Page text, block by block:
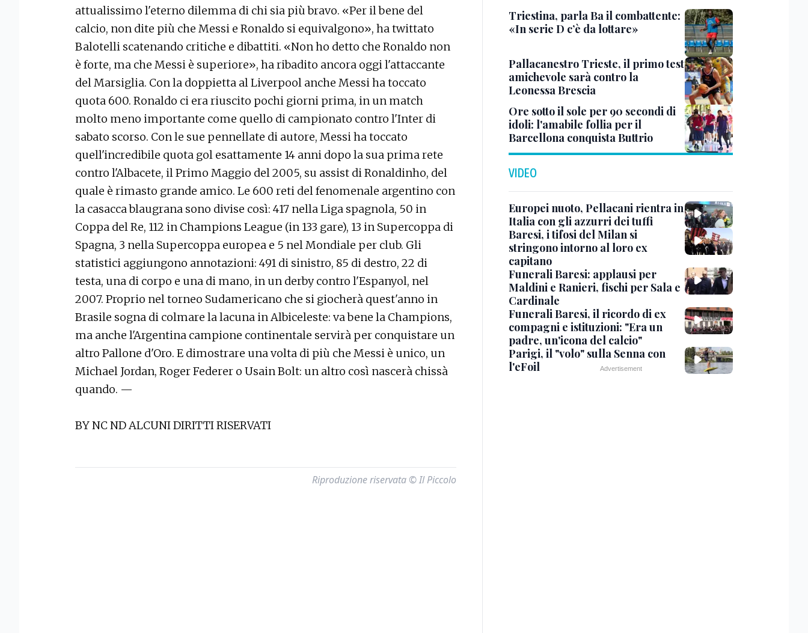
attualissimo l'eterno dilemma di chi sia più bravo. «Per il bene del
calcio, non dite più che Messi e Ronaldo si equivalgono», ha twittato
Balotelli scatenando critiche e dibattiti. «Non ho detto che Ronaldo non
è forte, ma che Messi è superiore», ha ribadito ancora oggi l'attaccante
del Marsiglia. Con la doppietta al Liverpool anche Messi ha toccato
quota 600. Ronaldo ci era riuscito pochi giorni prima, in un match
molto meno importante come quello di campionato contro l'Inter di
sabato scorso. Con le sue pennellate di autore, Messi ha toccato
quell'incredibile quota gol esattamente 14 anni dopo la sua prima rete
contro l'Albacete, il Primo Maggio del 2005, su assist di Ronaldinho, del
quale è rimasto grande amico. Le 600 reti del fenomenale argentino con
la casacca blaugrana sono divise così: 417 nella Liga spagnola, 50 in
Coppa del Re, 112 in Champions League (in 133 gare), 13 in Supercoppa di
Spagna, 3 nella Supercoppa europea e 5 nel Mondiale per club. Gli
statistici aggiungono annotazioni: 491 di sinistro, 85 di destro, 22 di
testa, una di corpo e una di mano, in un derby contro l'Espanyol, nel
2007. Proprio nel torneo Sudamericano che si giocherà quest'anno in
Brasile sogna di colmare la lacuna in Albiceleste: va bene la Champions,
ma anche l'Argentina campione continentale servirà per conquistare un
altro Pallone d'Oro. E dimostrare una volta di più che Messi è unico, un
Michael Jordan, Roger Federer o Usain Bolt: un altro così nascerà chissà
quando. —
BY NC ND ALCUNI DIRITTI RISERVATI
Riproduzione riservata © Il Piccolo
Triestina, parla Ba il combattente:
«In serie D c’è da lottare»
Pallacanestro Trieste, il primo test
amichevole sarà contro la
Leonessa Brescia
Ore sotto il sole per 90 secondi di
idoli: l'amabile follia per il
Barcellona conquista Buttrio
VIDEO
Europei nuoto, Pellacani rientra in
Italia con gli azzurri dei tuffi
Baresi, i tifosi del Milan si
stringono intorno al loro ex
capitano
Funerali Baresi: applausi per
Maldini e Ranieri, fischi per Sala e
Cardinale
Funerali Baresi, il ricordo di ex
compagni e istituzioni: "Era un
padre, un'icona del calcio"
Parigi, il "volo" sulla Senna con
l'eFoil